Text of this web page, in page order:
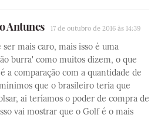
Antunes 17 de outubro de 2016 às 14:39
ser mais caro, mais isso é uma
burra' como muitos dizem, o que
a comparação com a quantidade de
que o brasileiro teria que
ai teríamos o poder de compra de
vai mostrar que o Golf é o mais